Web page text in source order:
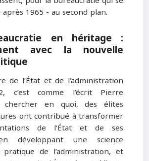
1965 - au second plan.
en héritage :
avec la nouvelle
de l’État et de l’administration
c’est comme l’écrit Pierre
chercher en quoi, des élites
ont contribué à transformer
de l’État et de ses
développant une science
de l’administration, et